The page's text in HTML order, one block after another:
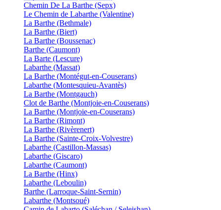
Chemin De La Barthe (Sepx)
Le Chemin de Labarthe (Valentine)
La Barthe (Bethmale)
La Barthe (Biert)
La Barthe (Boussenac)
Barthe (Caumont)
La Barte (Lescure)
Labarthe (Massat)
La Barthe (Montégut-en-Couserans)
Labarthe (Montesquieu-Avantès)
La Barthe (Montgauch)
Clot de Barthe (Montjoie-en-Couserans)
La Barthe (Montjoie-en-Couserans)
La Barthe (Rimont)
La Barthe (Rivèrenert)
La Barthe (Sainte-Croix-Volvestre)
Labarthe (Castillon-Massas)
Labarthe (Giscaro)
Labarthe (Caumont)
La Barthe (Hinx)
Labarthe (Leboulin)
Barthe (Larroque-Saint-Sernin)
Labarthe (Montsoué)